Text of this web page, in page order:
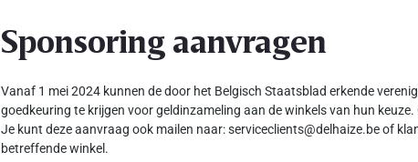
Sponsoring aanvragen
Vanaf 1 mei 2024 kunnen de door het Belgisch Staatsblad erkende
goedkeuring te krijgen voor geldinzameling aan de winkels van hun
Je kunt deze aanvraag ook mailen naar: serviceclients@delhaize.be of
betreffende winkel.